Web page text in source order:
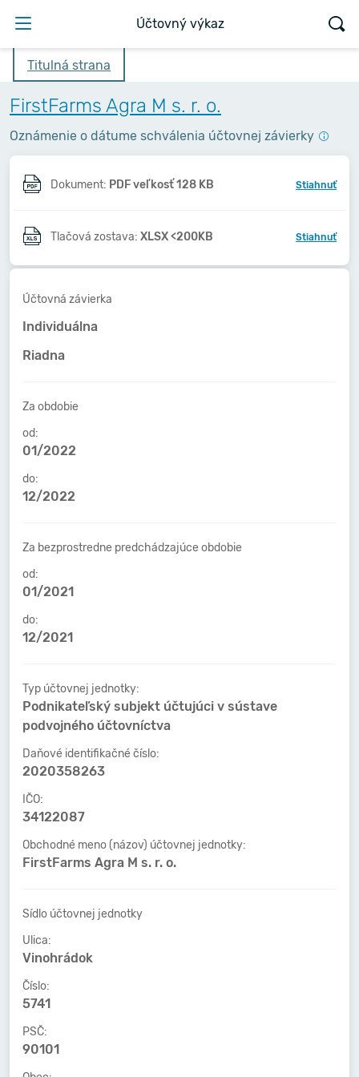
Účtovný výkaz
Titulná strana
FirstFarms Agra M s. r. o.
Oznámenie o dátume schválenia účtovnej závierky
Dokument: PDF veľkosť 128 KB Stiahnuť
Tlačová zostava: XLSX <200KB Stiahnuť
Účtovná závierka
Individuálna
Riadna
Za obdobie
od:
01/2022
do:
12/2022
Za bezprostredne predchádzajúce obdobie
od:
01/2021
do:
12/2021
Typ účtovnej jednotky:
Podnikateľský subjekt účtujúci v sústave
podvojného účtovníctva
Daňové identifikačné číslo:
2020358263
IČO:
34122087
Obchodné meno (názov) účtovnej jednotky:
FirstFarms Agra M s. r. o.
Sídlo účtovnej jednotky
Ulica:
Vinohrádok
Číslo:
5741
PSČ:
90101